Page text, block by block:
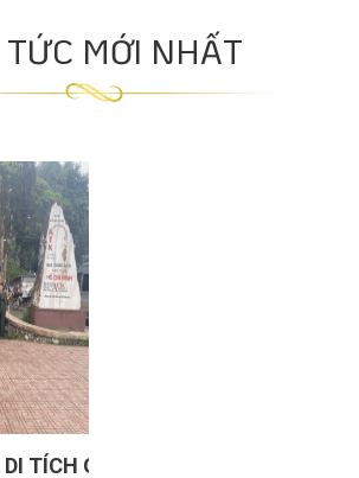
MỚI NHẤT
TÍCH QUỐC GIA ĐẶC BIỆT TÂN